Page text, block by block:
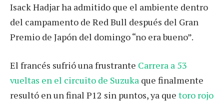
Isack Hadjar ha admitido que el ambiente dentro
del campamento de Red Bull después del Gran
Premio de Japón del domingo “no era bueno”.
El francés sufrió una frustrante Carrera a 53
vueltas en el circuito de Suzuka que finalmente
resultó en un final P12 sin puntos, ya que toro rojo